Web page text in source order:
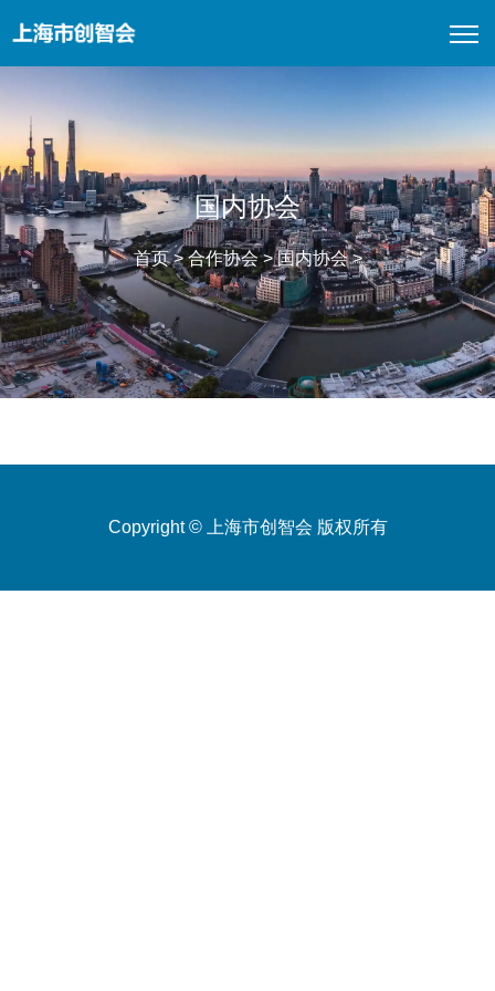
国内协会
首页>合作协会>国内协会>
Copyright © 上海市创智会 版权所有